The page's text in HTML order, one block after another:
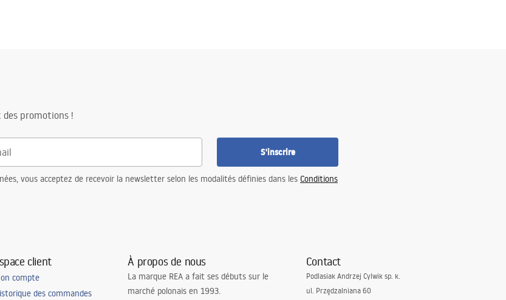
promotions !
S'inscrire
vous acceptez de recevoir la newsletter selon les modalités définies dans les Conditions
client
compte
des commandes
À propos de nous
La marque REA a fait ses débuts sur le
marché polonais en 1993.
Contact
Podlasiak Andrzej Cylwik sp. k.
ul. Przędzalniana 60